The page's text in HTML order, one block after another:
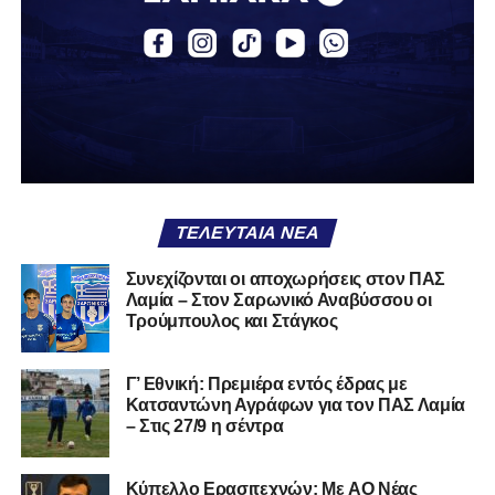
Στο παρελθόν αγωνίστηκε στην ΑΕΚ Β’, με την οποία
κατέγραψε 10 συμμετοχές στη Super League 2, καθώς
επίσης σε Εθνικό και Ζάκυνθο. Ξεκίνησε την καριέρα του
στις 26 Σεπτεμβρίου 2021.
Καλωσορίζουμε τον Βασίλη στην οικογένεια του
Σαρωνικού και του ευχόμαστε υγεία και πολλές
επιτυχίες.»
Η ανακοίνωση για τον Χρυσόστομο Στάγκο
«Ο Α.Ο. Σαρωνικός Αναβύσσου ανακοινώνει την
ΤΕΛΕΥΤΑΊΑ ΝΈΑ
Συνεχίζονται οι αποχωρήσεις στον ΠΑΣ
Λαμία – Στον Σαρωνικό Αναβύσσου οι
Τρούμπουλος και Στάγκος
Γ’ Εθνική: Πρεμιέρα εντός έδρας με
Κατσαντώνη Αγράφων για τον ΠΑΣ Λαμία
– Στις 27/9 η σέντρα
Kύπελλο Ερασιτεχνών: Με AO Nέας